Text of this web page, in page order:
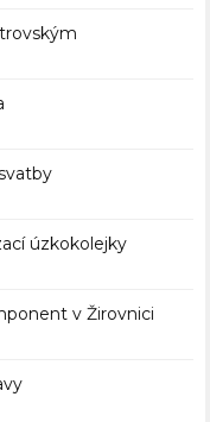
úzkokolejky
v Žirovnici